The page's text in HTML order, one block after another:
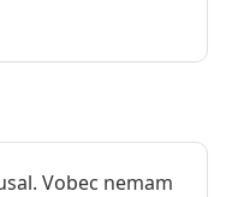
Vobec nemam